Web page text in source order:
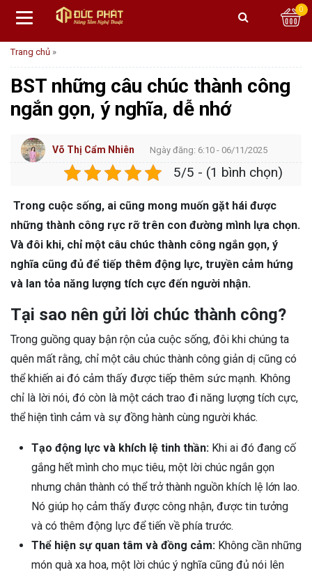
0
Trang chủ »
BST những câu chúc thành công
ngắn gọn, ý nghĩa, dễ nhớ
Võ Thị Cẩm Nhiên Ngày đăng: 6:10 - 06/11/2025
5/5 - (1 bình chọn)
Trong cuộc sống, ai cũng mong muốn gặt hái được
những thành công rực rỡ trên con đường mình lựa chọn.
Và đôi khi, chỉ một câu chúc thành công ngắn gọn, ý
nghĩa cũng đủ để tiếp thêm động lực, truyền cảm hứng
và lan tỏa năng lượng tích cực đến người nhận.
Tại sao nên gửi lời chúc thành công?
Trong guồng quay bận rộn của cuộc sống, đôi khi chúng ta
quên mất rằng, chỉ một câu chúc thành công giản dị cũng có
thể khiến ai đó cảm thấy được tiếp thêm sức mạnh. Không
chỉ là lời nói, đó còn là một cách trao đi năng lượng tích cực,
thể hiện tình cảm và sự đồng hành cùng người khác.
Tạo động lực và khích lệ tinh thần: Khi ai đó đang cố
gắng hết mình cho mục tiêu, một lời chúc ngắn gọn
nhưng chân thành có thể trở thành nguồn khích lệ lớn lao.
Nó giúp họ cảm thấy được công nhận, được tin tưởng
và có thêm động lực để tiến về phía trước.
Thể hiện sự quan tâm và đồng cảm: Không cần những
món quà xa hoa, một lời chúc ý nghĩa cũng đủ nói lên